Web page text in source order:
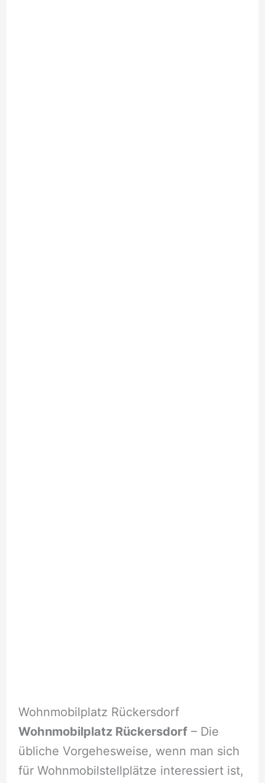
Wohnmobilplatz Rückersdorf
Wohnmobilplatz Rückersdorf– Die
übliche Vorgehesweise, wenn man sich
für Wohnmobilstellplätze interessiert ist,